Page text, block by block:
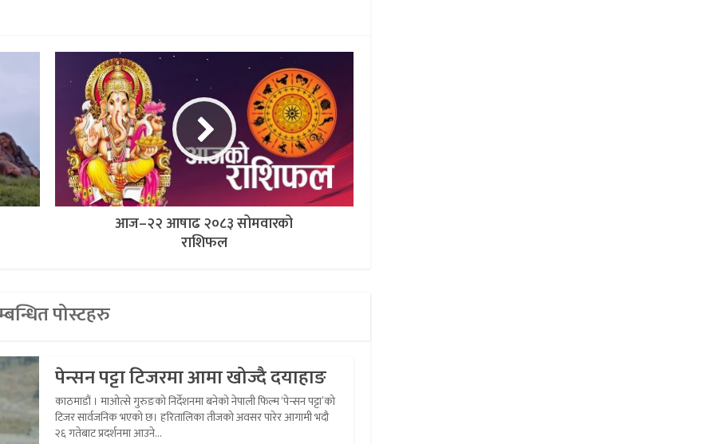
आज–२२ आषाढ २०८३ सोमवारको
राशिफल
पोस्टहरु
पेन्सन पट्टा टिजरमा आमा खोज्दै दयाहाङ
काठमाडौं । माओत्से गुरुङको निर्देशनमा बनेको नेपाली फिल्म ‘पेन्सन पट्टा’को
टिजर सार्वजनिक भएको छ। हरितालिका तीजको अवसर पारेर आगामी भदौ
२६ गतेबाट प्रदर्शनमा आउने...